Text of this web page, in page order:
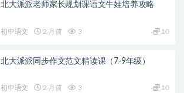
北大派派老师家长规划课语文牛娃培养攻略
初中语文 2 月前 3 10
北大派派同步作文范文精读课（7-9年级）
初中语文 2 月前 3 10